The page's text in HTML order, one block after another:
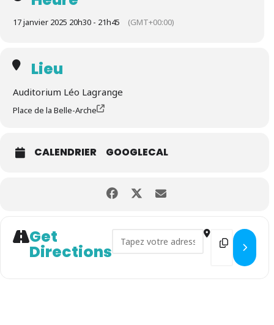
17 janvier 2025 20h30 - 21h45 (GMT+00:00)
Lieu
Auditorium Léo Lagrange
Place de la Belle-Arche
CALENDRIER GOOGLECAL
Get
Directions
Address - Spectacle